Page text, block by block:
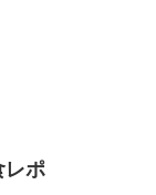
レポ